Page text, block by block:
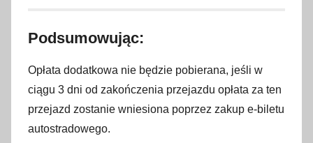
Podsumowując:
Opłata dodatkowa nie będzie pobierana, jeśli w
ciągu 3 dni od zakończenia przejazdu opłata za ten
przejazd zostanie wniesiona poprzez zakup e-biletu
autostradowego.